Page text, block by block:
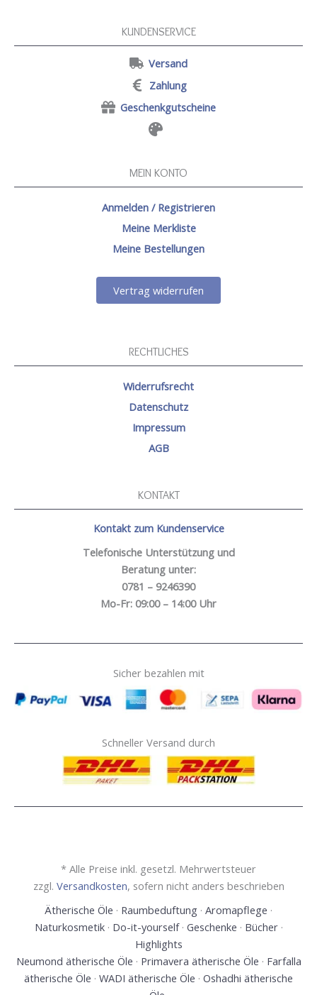
KUNDENSERVICE
Versand
Zahlung
Geschenkgutscheine
MEIN KONTO
Anmelden / Registrieren
Meine Merkliste
Meine Bestellungen
Vertrag widerrufen
RECHTLICHES
Widerrufsrecht
Datenschutz
Impressum
AGB
KONTAKT
Kontakt zum Kundenservice
Telefonische Unterstützung und
Beratung unter:
0781 – 9246390
Mo-Fr: 09:00 – 14:00 Uhr
Sicher bezahlen mit
Schneller Versand durch
* Alle Preise inkl. gesetzl. Mehrwertsteuer
zzgl. Versandkosten, sofern nicht anders beschrieben
Ätherische Öle · Raumbeduftung · Aromapflege ·
Naturkosmetik· Do-it-yourself· Geschenke · Bücher·
Highlights
Neumond ätherische Öle · Primavera ätherische Öle · Farfalla
ätherische Öle · WADI ätherische Öle · Oshadhi ätherische